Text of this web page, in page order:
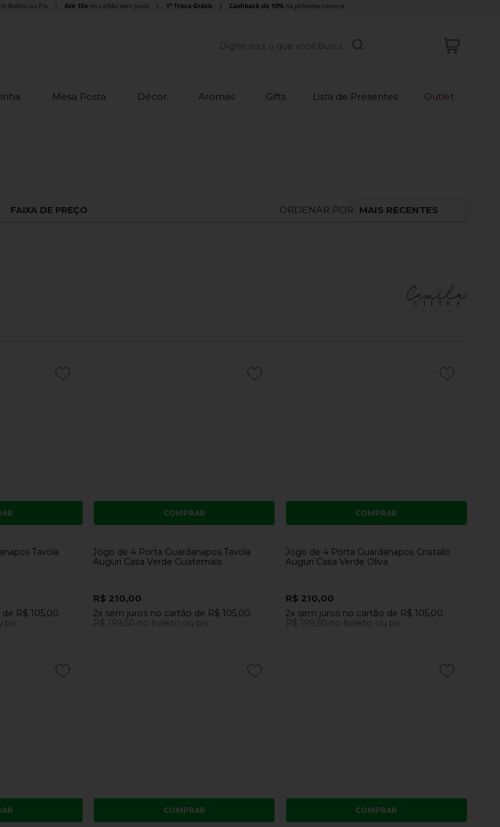
Mesa Posta Décor Aromas Gifts Lista de Presentes Outlet
FAIXA DE PREÇO ORDENAR POR: MAIS RECENTES
Tavola
de R$ 105,00
pix
Jogo de 4 Porta Guardanapos Tavola
Auguri Casa Verde Guatemala
R$ 210,00
2x sem juros no cartão de R$ 105,00
R$ 199,50 no boleto ou pix
COMPRAR
Jogo de 4 Porta Guardanapos Cristallo
Auguri Casa Verde Oliva
R$ 210,00
2x sem juros no cartão de R$ 105,00
R$ 199,50 no boleto ou pix
COMPRAR
COMPRAR COMPRAR